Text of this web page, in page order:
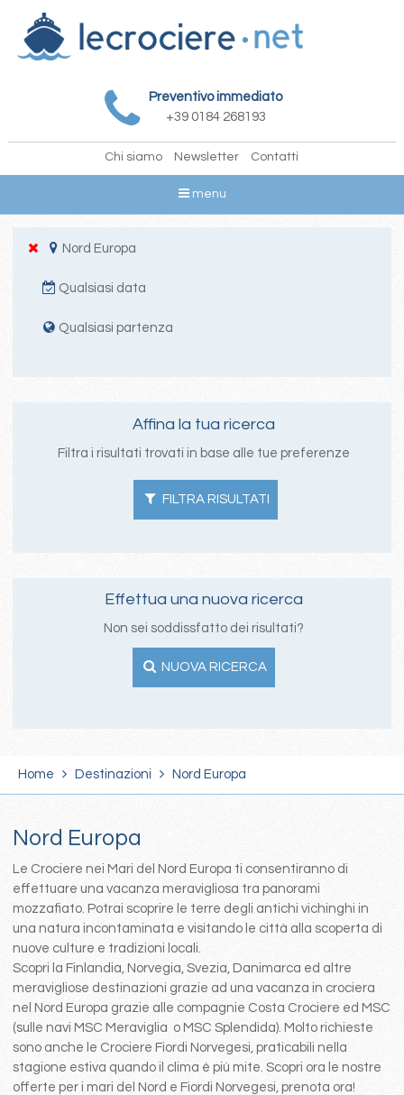
Preventivo immediato
+39 0184 268193
Chi siamo Newsletter Contatti
menu
Nord Europa
Qualsiasi data
Qualsiasi partenza
Affina la tua ricerca
Filtra i risultati trovati in base alle tue preferenze
FILTRA RISULTATI
Effettua una nuova ricerca
Non sei soddissfatto dei risultati?
NUOVA RICERCA
Home Destinazioni Nord Europa
Nord Europa
Le Crociere nei Mari del Nord Europa ti consentiranno di
effettuare una vacanza meravigliosa tra panorami
mozzafiato. Potrai scoprire le terre degli antichi vichinghi in
una natura incontaminata e visitando le città alla scoperta di
nuove culture e tradizioni locali.
Scopri la Finlandia, Norvegia, Svezia, Danimarca ed altre
meravigliose destinazioni grazie ad una vacanza in crociera
nel Nord Europa grazie alle compagnie Costa Crociere ed MSC
(sulle navi MSC Meraviglia o MSC Splendida). Molto richieste
sono anche le Crociere Fiordi Norvegesi, praticabili nella
stagione estiva quando il clima è più mite. Scopri ora le nostre
offerte per i mari del Nord e Fiordi Norvegesi, prenota ora!